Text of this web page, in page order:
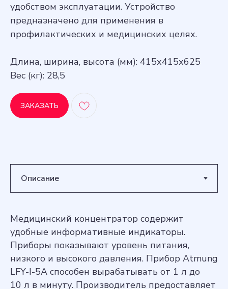
удобством эксплуатации. Устройство
предназначено для применения в
профилактических и медицинских целях.
Длина, ширина, высота (мм): 415х415х625
Вес (кг): 28,5
ЗАКАЗАТЬ
Медицинский концентратор содержит
удобные информативные индикаторы.
Приборы показывают уровень питания,
низкого и высокого давления. Прибор Atmung
LFY-I-5A способен вырабатывать от 1 л до
10 л в минуту. Производитель предоставляет